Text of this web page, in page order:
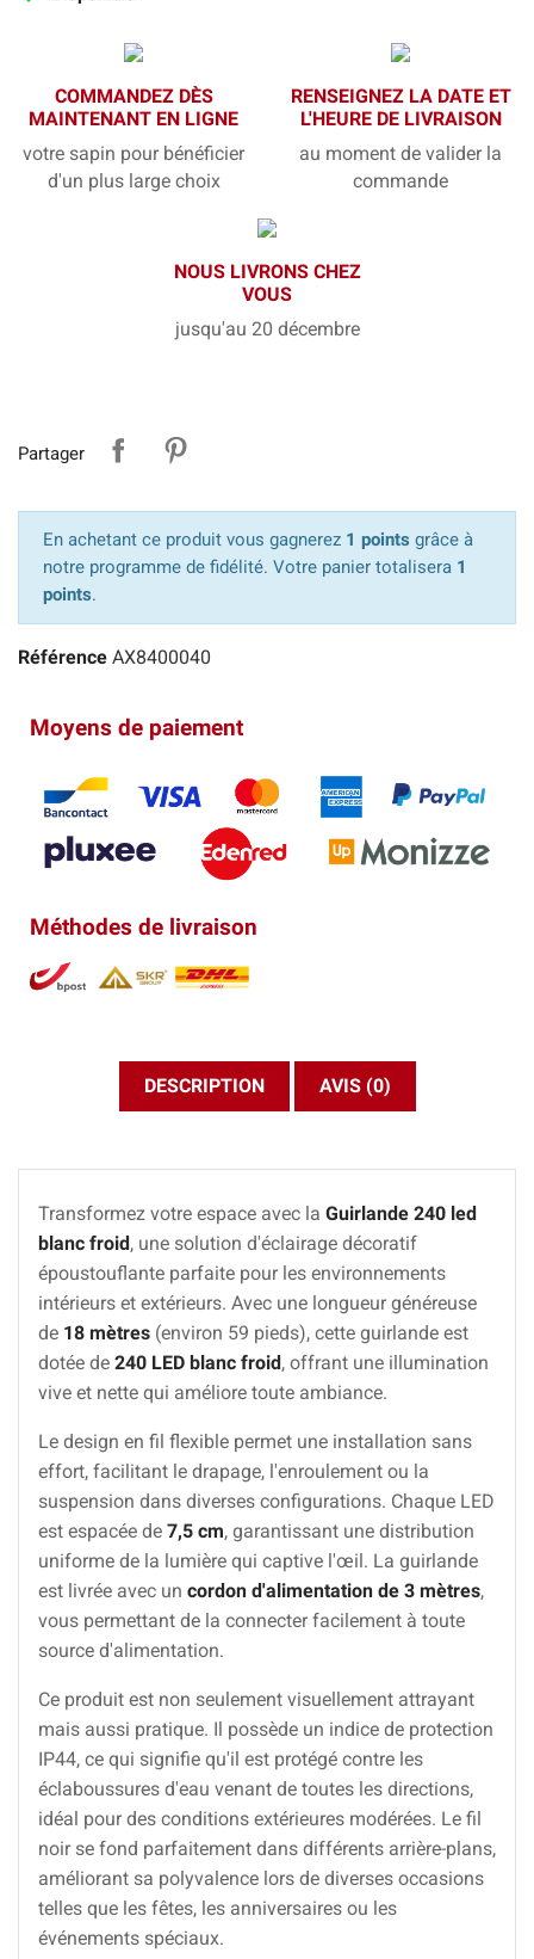
COMMANDEZ DÈS
MAINTENANT EN LIGNE
votre sapin pour bénéficier
d'un plus large choix
RENSEIGNEZ LA DATE ET
L'HEURE DE LIVRAISON
au moment de valider la
commande
NOUS LIVRONS CHEZ
VOUS
jusqu'au 20 décembre
Partager
En achetant ce produit vous gagnerez 1 points grâce à
notre programme de fidélité. Votre panier totalisera 1
points.
Référence AX8400040
Moyens de paiement
Méthodes de livraison
DESCRIPTION AVIS (0)
Transformez votre espace avec la Guirlande 240 led
blanc froid , une solution d'éclairage décoratif
époustouflante parfaite pour les environnements
intérieurs et extérieurs. Avec une longueur généreuse
de 18 mètres (environ 59 pieds), cette guirlande est
dotée de 240 LED blanc froid , offrant une illumination
vive et nette qui améliore toute ambiance.
Le design en fil flexible permet une installation sans
effort, facilitant le drapage, l'enroulement ou la
suspension dans diverses configurations. Chaque LED
est espacée de 7,5 cm, garantissant une distribution
uniforme de la lumière qui captive l'œil. La guirlande
est livrée avec un cordon d'alimentation de 3 mètres,
vous permettant de la connecter facilement à toute
source d'alimentation.
Ce produit est non seulement visuellement attrayant
mais aussi pratique. Il possède un indice de protection
IP44, ce qui signifie qu'il est protégé contre les
éclaboussures d'eau venant de toutes les directions,
idéal pour des conditions extérieures modérées. Le fil
noir se fond parfaitement dans différents arrière-plans,
améliorant sa polyvalence lors de diverses occasions
telles que les fêtes, les anniversaires ou les
événements spéciaux.